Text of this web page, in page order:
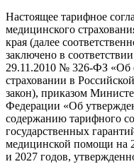
Настоящее тарифное
медицинского
края (далее
заключено в
29.11.2010 № 326-ФЗ «Об
страховании в
закон), приказом
Федерации «Об
содержанию тарифного
государственных
медицинской помощи на
и 2027 годов,